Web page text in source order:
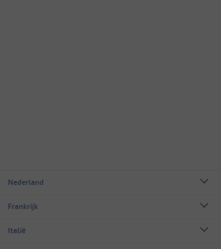
Nederland
Frankrijk
Italië